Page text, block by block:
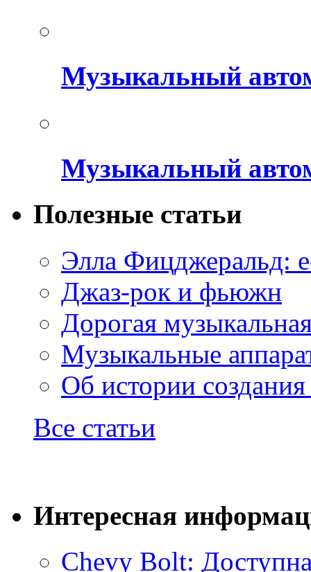
Музыкальный
Музыкальный
Полезные статьи
Элла Фицджеральд:
Джаз-рок и фьюжн
Дорогая
Музыкальные
Об истории
Все статьи
Интересная
Chevy Bolt: